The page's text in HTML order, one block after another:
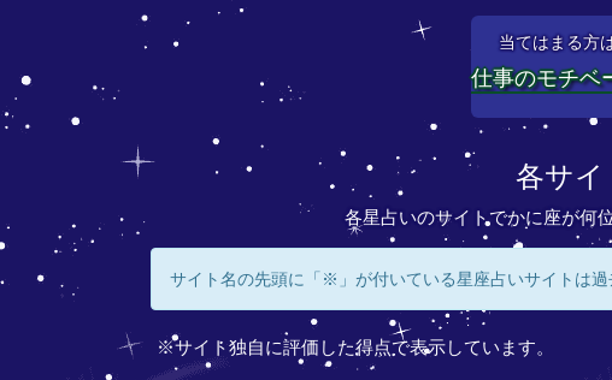
当てはまる方
仕事のモチベ
各サイ
各星占いのサイトでかに座が何
サイト名の先頭に「※」が付いている星座占いサイトは
※サイト独自に評価した得点で表示しています。